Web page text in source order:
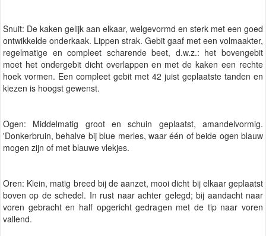
Snuit: De kaken gelijk aan elkaar, welgevormd en sterk met een goed
ontwikkelde onderkaak. Lippen strak. Gebit gaaf met een volmaakter,
regelmatige en compleet scharende beet, d.w.z.: het bovengebit
moet het ondergebit dicht overlappen en met de kaken een rechte
hoek vormen. Een compleet gebit met 42 juist geplaatste tanden en
kiezen is hoogst gewenst.
Ogen: Middelmatig groot en schuin geplaatst, amandelvormig.
'Donkerbruin, behalve bij blue merles, waar één of beide ogen blauw
mogen zijn of met blauwe vlekjes.
Oren: Klein, matig breed bij de aanzet, mooi dicht bij elkaar geplaatst
boven op de schedel. In rust naar achter gelegd; bij aandacht naar
voren gebracht en half opgericht gedragen met de tip naar voren
vallend.